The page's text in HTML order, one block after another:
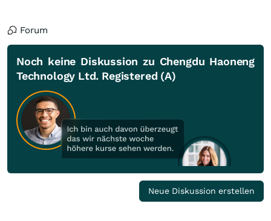
Forum
Noch keine Diskussion zu Chengdu Haoneng
Technology Ltd. Registered (A)
Neue Diskussion erstellen